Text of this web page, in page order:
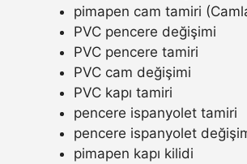
pimapen cam tamiri
PVC pencere değişimi
PVC pencere tamiri
PVC cam değişimi
PVC kapı tamiri
pencere ispanyolet tamiri
pencere ispanyolet
pimapen kapı kilidi